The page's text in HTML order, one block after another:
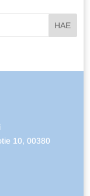
10, 00380